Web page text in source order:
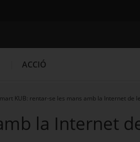
Cercador
Convocatòries d'ajuts obertes
ACCIÓ
KUB: rentar-se les mans amb la Internet de
la Internet